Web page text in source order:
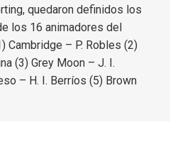
quedaron definidos los
los 16 animadores del
Cambridge – P. Robles (2)
(3) Grey Moon – J. I.
– H. I. Berríos (5) Brown